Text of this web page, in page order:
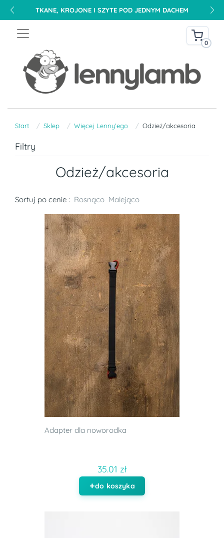
DARMOWA DOSTAWA NA TERENIE POLSKI OD 240 PLN
0
Start Sklep Więcej Lenny'ego Odzież/akcesoria
Filtry
Odzież/akcesoria
Sortuj po cenie : Rosnąco Malejąco
Adapter dla noworodka
35.01 zł
do koszyka